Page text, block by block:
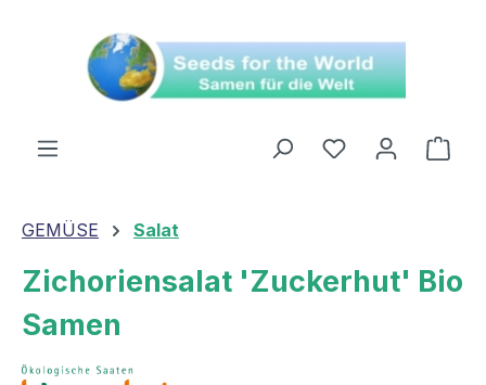
GEMÜSE Salat
Zichoriensalat 'Zuckerhut' Bio
Samen